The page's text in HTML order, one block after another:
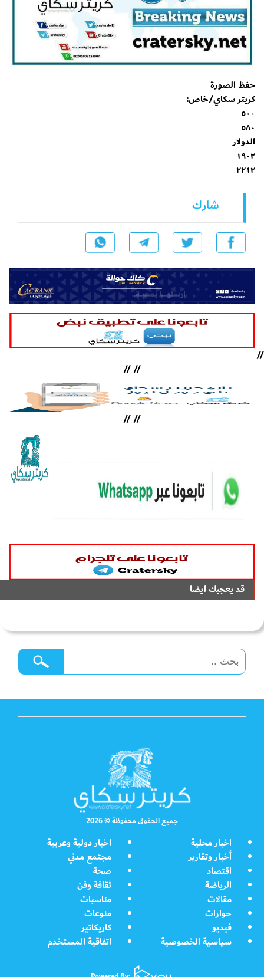
حفظ الصورة
كريتر سكاي/خاص:
٥٠٠
٥٨٠
الدولار
١٩٠٢
٢٢١٢
شارك
//
//
//
//
//
قد يعجبك ايضا
جميع الحقوق محفوظة © 2026
اخبار محلية
اخبار دولية وعربية
أخبار وتقارير
مجتمع مدني
اقتصاد
صحة
الرياضة
ثقافة وفن
مقالات
مناسبات
حوارات
منوعات
فيديو
كاريكاتير
سياسية الخصوصية
اتفاقية المستخدم